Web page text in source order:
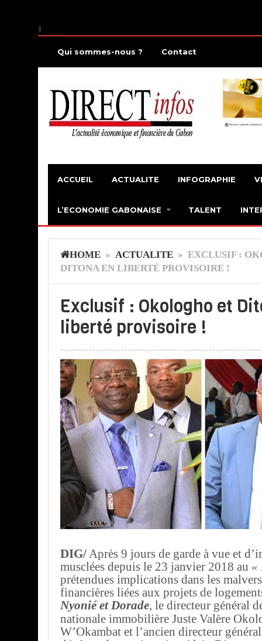
1
Qui sommes-nous ? Contact
ACCUEIL ACTUALITE INFOGRAPHIE
L’ECONOMIE GABONAISE TALENT
HOME » ACTUALITE » EXCLUSIF :
DITONA EN LIBERTÉ PROVISOIRE !
Exclusif : Okologho et
liberté provisoire !
DIG/ Après 9 jours de garde à vue et
musclées depuis le 23 janvier 2018 au «
prétendues implications dans les
financières liées aux projets de
Nyonié et Dorade, le directeur général
nationale immobilière Juste Valère
W’Okambat et l’ancien directeur